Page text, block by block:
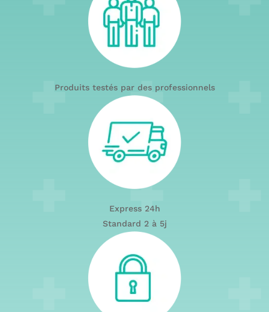
Produits testés par des professionnels
Express 24h
Standard 2 à 5j